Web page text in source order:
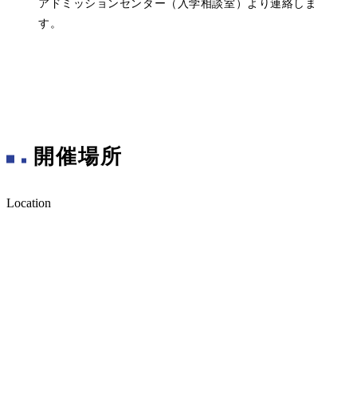
アドミッションセンター（入学相談室）より連絡しま
す。
開催場所
Location